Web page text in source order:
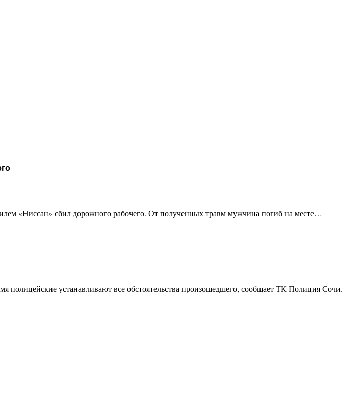
«Ниссан» сбил дорожного рабочего. От полученных травм мужчина погиб на месте…
устанавливают все обстоятельства произошедшего, сообщает ТК Полиция Сочи.